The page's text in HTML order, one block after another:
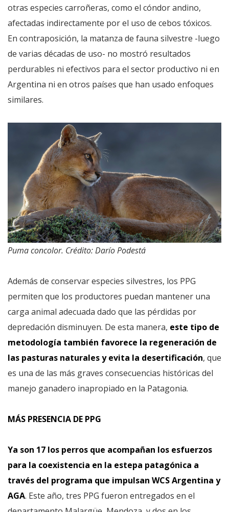
otras especies carroñeras, como el cóndor andino,
afectadas indirectamente por el uso de cebos tóxicos.
En contraposición, la matanza de fauna silvestre -luego
de varias décadas de uso- no mostró resultados
perdurables ni efectivos para el sector productivo ni en
Argentina ni en otros países que han usado enfoques
similares.
Puma concolor. Crédito: Darío Podestá
Además de conservar especies silvestres, los PPG
permiten que los productores puedan mantener una
carga animal adecuada dado que las pérdidas por
depredación disminuyen. De esta manera, este tipo de
metodología también favorece la regeneración de
las pasturas naturales y evita la desertificación, que
es una de las más graves consecuencias históricas del
manejo ganadero inapropiado en la Patagonia.
MÁS PRESENCIA DE PPG
Ya son 17 los perros que acompañan los esfuerzos
para la coexistencia en la estepa patagónica a
través del programa que impulsan WCS Argentina y
AGA. Este año, tres PPG fueron entregados en el